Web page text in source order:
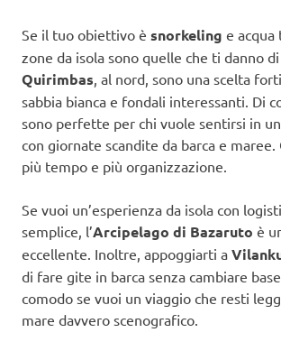
Se il tuo obiettivo è snorkeling e acqua
zone da isola sono quelle che ti danno
Quirimbas , al nord, sono una scelta
sabbia bianca e fondali interessanti. Di
sono perfette per chi vuole sentirsi in un
con giornate scandite da barca e maree.
più tempo e più organizzazione.
Se vuoi un’esperienza da isola con
semplice, l’Arcipelago di Bazaruto è
eccellente. Inoltre, appoggiarti a
di fare gite in barca senza cambiare
comodo se vuoi un viaggio che resti
mare davvero scenografico.